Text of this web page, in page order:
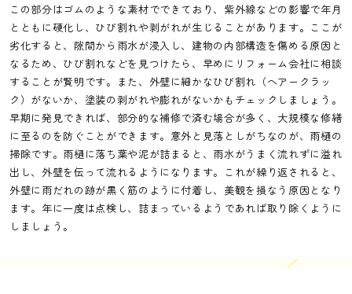
この部分はゴムのような素材でできており、紫外線などの影響で年月
とともに硬化し、ひび割れや剥がれが生じることがあります。ここが
劣化すると、隙間から雨水が浸入し、建物の内部構造を傷める原因と
なるため、ひび割れなどを見つけたら、早めにリフォーム会社に相談
することが賢明です。また、外壁に細かなひび割れ（ヘアークラッ
ク）がないか、塗装の剥がれや膨れがないかもチェックしましょう。
早期に発見できれば、部分的な補修で済む場合が多く、大規模な修繕
に至るのを防ぐことができます。意外と見落としがちなのが、雨樋の
掃除です。雨樋に落ち葉や泥が詰まると、雨水がうまく流れずに溢れ
出し、外壁を伝って流れるようになります。これが繰り返されると、
外壁に雨だれの跡が黒く筋のように付着し、美観を損なう原因となり
ます。年に一度は点検し、詰まっているようであれば取り除くように
しましょう。